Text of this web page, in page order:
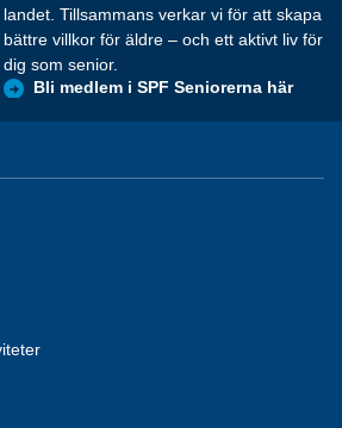
landet. Tillsammans verkar vi för att skapa
bättre villkor för äldre – och ett aktivt liv för
dig som senior.
Bli medlem i SPF Seniorerna här